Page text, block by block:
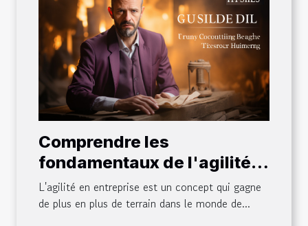
Comprendre les
fondamentaux de l'agilité
en entreprise
L'agilité en entreprise est un concept qui gagne
de plus en plus de terrain dans le monde de...